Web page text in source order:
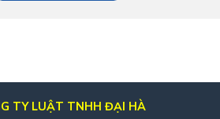
TY LUẬT TNHH ĐẠI HÀ